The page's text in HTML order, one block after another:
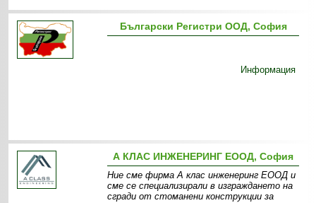
Български Регистри ООД, София
Информация
А КЛАС ИНЖЕНЕРИНГ ЕООД, София
Ние сме фирма А клас инженеринг ЕООД и
сме се специализирали в изграждането на
сгради от стоманени конструкции за